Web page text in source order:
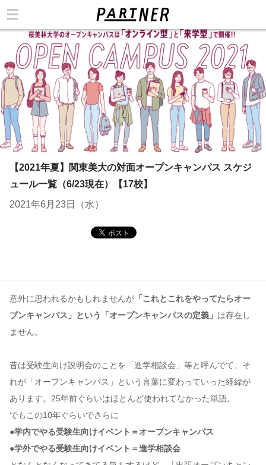
【2021年夏】関東美大の対面オープンキャンパス スケジ
ュール一覧（6/23現在）【17校】
2021年6月23日（水）
意外に思われるかもしれませんが 「これとこれをやってたらオー
プンキャンパス」という「オープンキャンパスの定義」 は存在し
ません。
昔は受験生向け説明会のことを「進学相談会」等と呼んでて、そ
れが「オープンキャンパス」という言葉に変わっていった経緯が
あります。25年前ぐらいはほとんど使われてなかった単語。
でもこの10年ぐらいでさらに
●学内でやる受験生向けイベント＝オープンキャンパス
●学外でやる受験生向けイベント＝進学相談会
カテゴリ
このサイトについて
運営会社